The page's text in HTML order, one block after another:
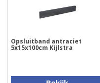
Opsluitband antraciet
5x15x100cm Kijlstra